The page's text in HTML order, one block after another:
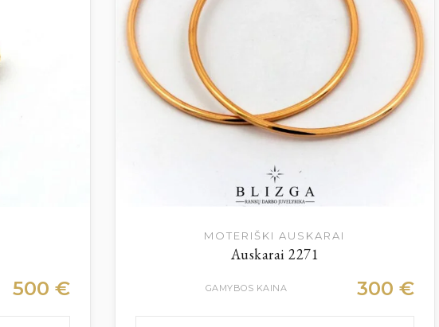
500€
MOTERIŠKI AUSKARAI
Auskarai 2271
GAMYBOS KAINA 300 €